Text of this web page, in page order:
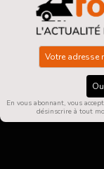
En vous abonnant, vous
désinscrire à tout